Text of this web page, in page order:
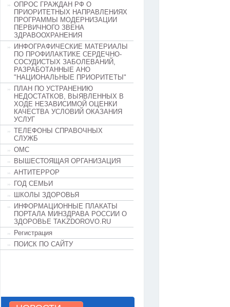
ОПРОС ГРАЖДАН РФ О
ПРИОРИТЕТНЫХ НАПРАВЛЕНИЯХ
ПРОГРАММЫ МОДЕРНИЗАЦИИ
ПЕРВИЧНОГО ЗВЕНА
ЗДРАВООХРАНЕНИЯ
ИНФОГРАФИЧЕСКИЕ МАТЕРИАЛЫ
ПО ПРОФИЛАКТИКЕ СЕРДЕЧНО-
СОСУДИСТЫХ ЗАБОЛЕВАНИЙ,
РАЗРАБОТАННЫЕ АНО
"НАЦИОНАЛЬНЫЕ ПРИОРИТЕТЫ"
ПЛАН ПО УСТРАНЕНИЮ
НЕДОСТАТКОВ, ВЫЯВЛЕННЫХ В
ХОДЕ НЕЗАВИСИМОЙ ОЦЕНКИ
КАЧЕСТВА УСЛОВИЙ ОКАЗАНИЯ
УСЛУГ
ТЕЛЕФОНЫ СПРАВОЧНЫХ
СЛУЖБ
ОМС
ВЫШЕСТОЯЩАЯ ОРГАНИЗАЦИЯ
АНТИТЕРРОР
ГОД СЕМЬИ
ШКОЛЫ ЗДОРОВЬЯ
ИНФОРМАЦИОННЫЕ ПЛАКАТЫ
ПОРТАЛА МИНЗДРАВА РОССИИ О
ЗДОРОВЬЕ TAKZDOROVO.RU
Регистрация
ПОИСК ПО САЙТУ